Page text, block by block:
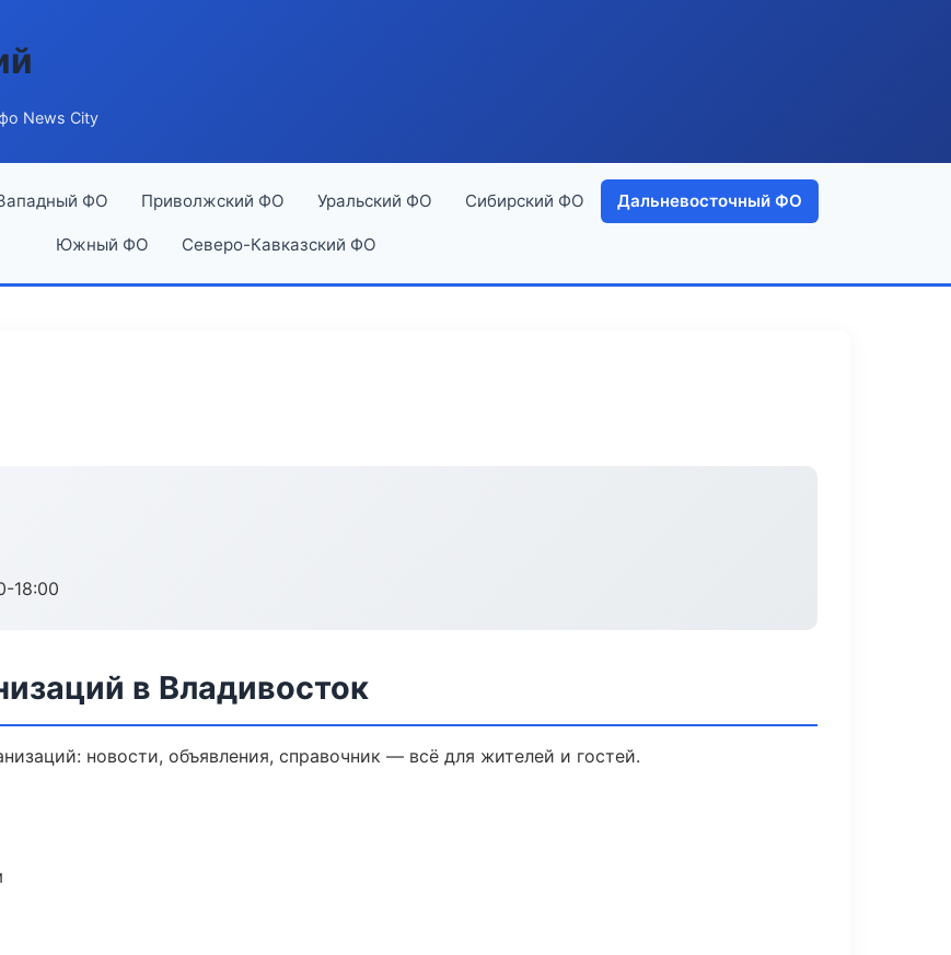
News City
ФО Приволжский ФО Уральский ФО Сибирский ФО Дальневосточный ФО
Южный ФО Северо-Кавказский ФО
18:00
в Владивосток
новости, объявления, справочник — всё для жителей и гостей.